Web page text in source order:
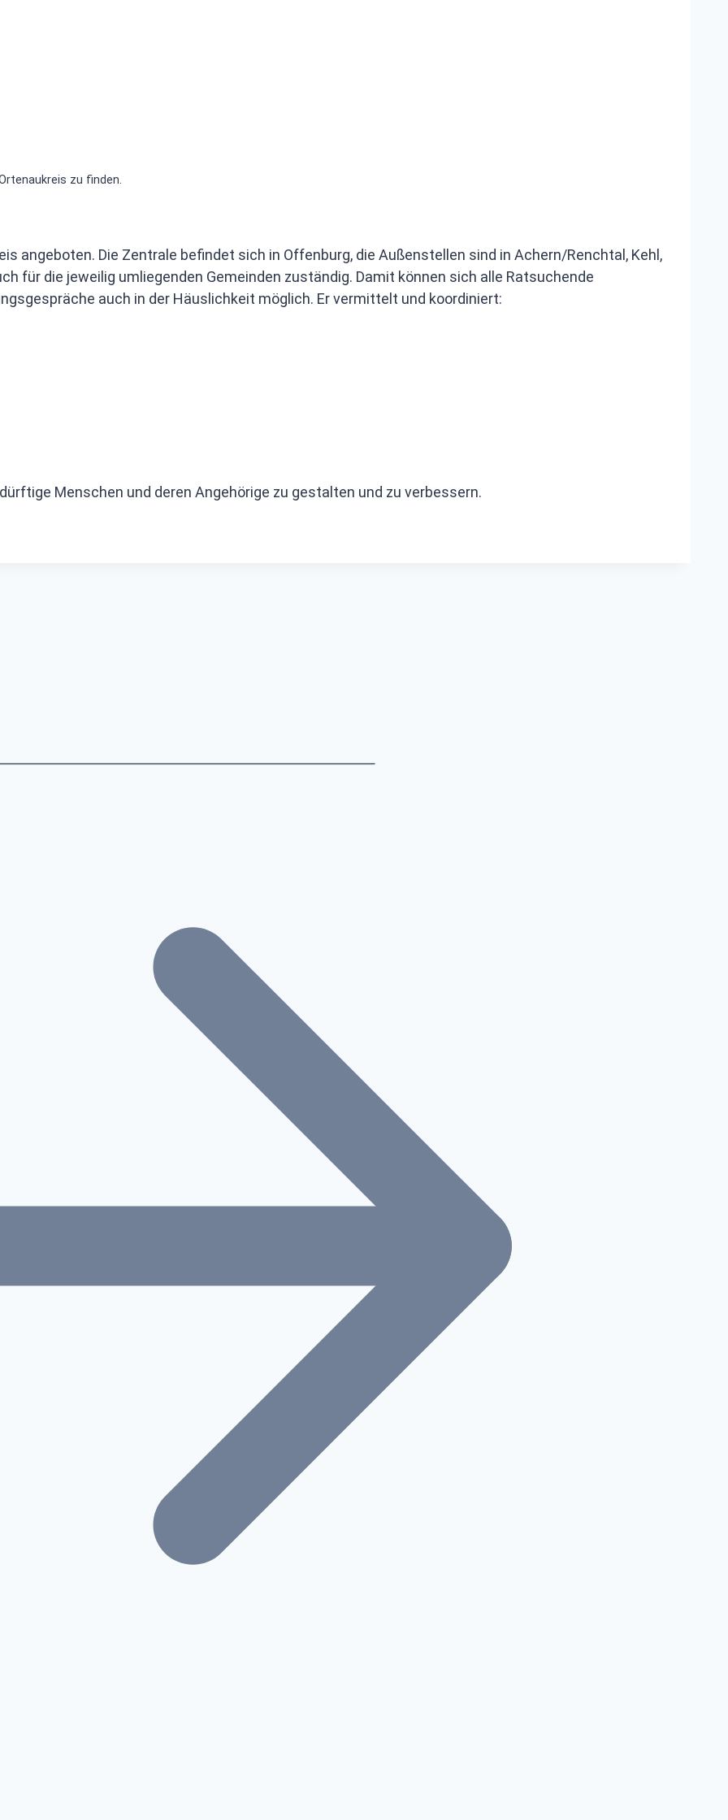
zu finden.
angeboten. Die Zentrale befindet sich in Offenburg, die Außenstellen sind in Achern/Renchtal, Kehl,
für die jeweilig umliegenden Gemeinden zuständig. Damit können sich alle Ratsuchende
auch in der Häuslichkeit möglich. Er vermittelt und koordiniert:
Menschen und deren Angehörige zu gestalten und zu verbessern.